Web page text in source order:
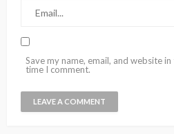
Save my name, email, and website
time I comment.